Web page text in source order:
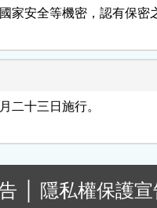
家安全等機密，認有保密
二十三日施行。
隱私權保護